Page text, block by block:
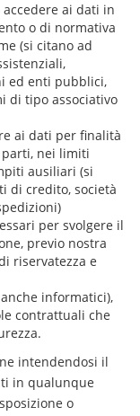
ai dati in
o di normativa
(si citano ad
ed enti pubblici,
di tipo associativo
ai dati per finalità
nei limiti
ausiliari (si
di credito, società
per svolgere il
previo nostra
riservatezza e
informatici),
contrattuali che
intendendosi il
in qualunque
o